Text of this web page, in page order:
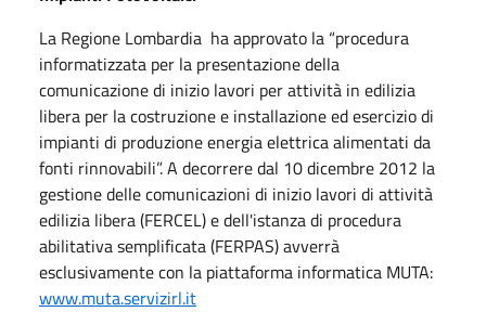
La Regione Lombardia ha approvato la “procedura
informatizzata per la presentazione della
comunicazione di inizio lavori per attività in edilizia
libera per la costruzione e installazione ed esercizio di
impianti di produzione energia elettrica alimentati da
fonti rinnovabili”. A decorrere dal 10 dicembre 2012 la
gestione delle comunicazioni di inizio lavori di attività
edilizia libera (FERCEL) e dell'istanza di procedura
abilitativa semplificata (FERPAS) avverrà
esclusivamente con la piattaforma informatica MUTA:
www.muta.servizirl.it